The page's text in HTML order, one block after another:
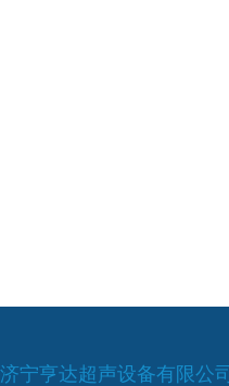
济宁亨达超声设备有限公司